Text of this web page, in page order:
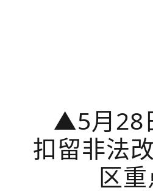
▲5月28
扣留非法
区